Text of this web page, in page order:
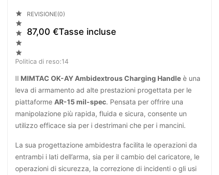





REVISIONE(0)
87,00 €Tasse incluse
Politica di reso:14
Il MIMTAC OK-AY Ambidextrous Charging Handle è una
leva di armamento ad alte prestazioni progettata per le
piattaforme AR-15 mil-spec. Pensata per offrire una
manipolazione più rapida, fluida e sicura, consente un
utilizzo efficace sia per i destrimani che per i mancini.
La sua progettazione ambidestra facilita le operazioni da
entrambi i lati dell’arma, sia per il cambio del caricatore, le
operazioni di sicurezza, la correzione di incidenti o gli usi